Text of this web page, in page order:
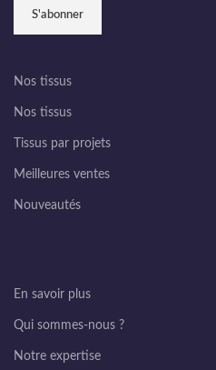
Nos tissus
Nos tissus
Tissus par projets
Meilleures ventes
Nouveautés
En savoir plus
Qui sommes-nous ?
Notre expertise